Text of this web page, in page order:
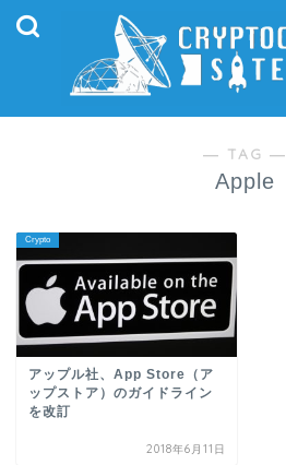
― TAG ―
Apple
Crypto
アップル社、App Store（ア
ップストア）のガイドライン
を改訂
2018年6月11日